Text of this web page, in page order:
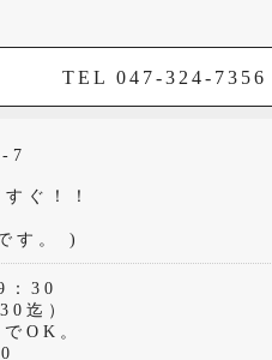
TEL 047-324-7356
7
ぐ！！
す。 )
：30
迄）
OK。